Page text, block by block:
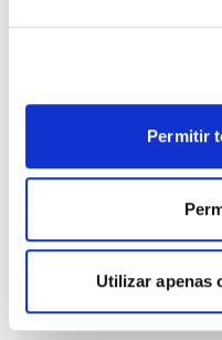
Permitir
Utilizar apenas